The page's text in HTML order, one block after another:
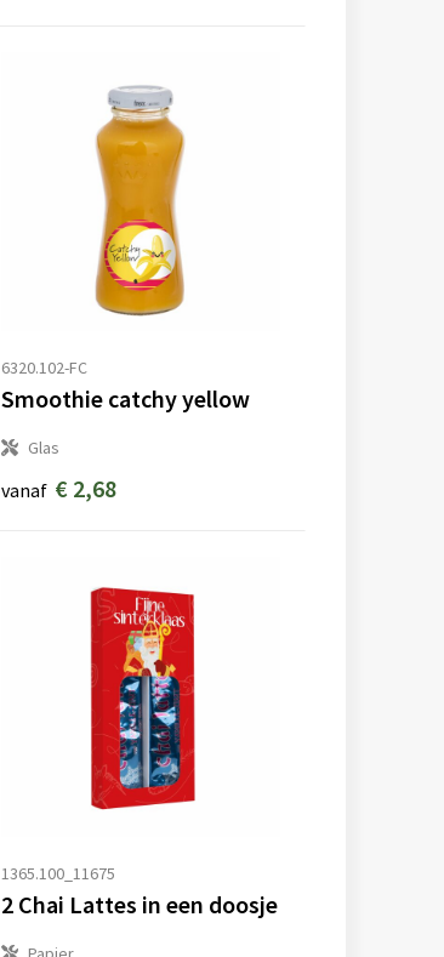
6320.102-FC
Smoothie catchy yellow
Glas
vanaf € 2,68
1365.100_11675
2 Chai Lattes in een doosje